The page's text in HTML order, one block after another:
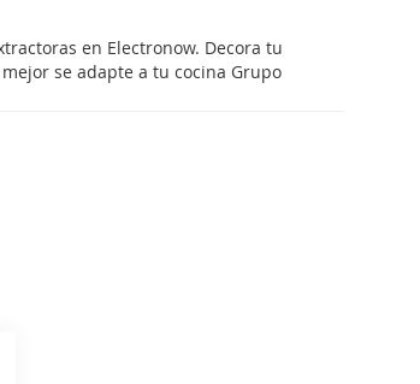
en Electronow. Decora tu
se adapte a tu cocina Grupo